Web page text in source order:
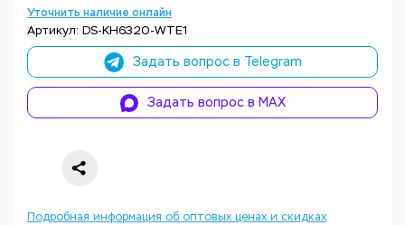
Уточнить наличие онлайн
Артикул: DS-KH6320-WTE1
Задать вопрос в Telegram
Задать вопрос в MAX
Подробная информация об оптовых ценах и скидках